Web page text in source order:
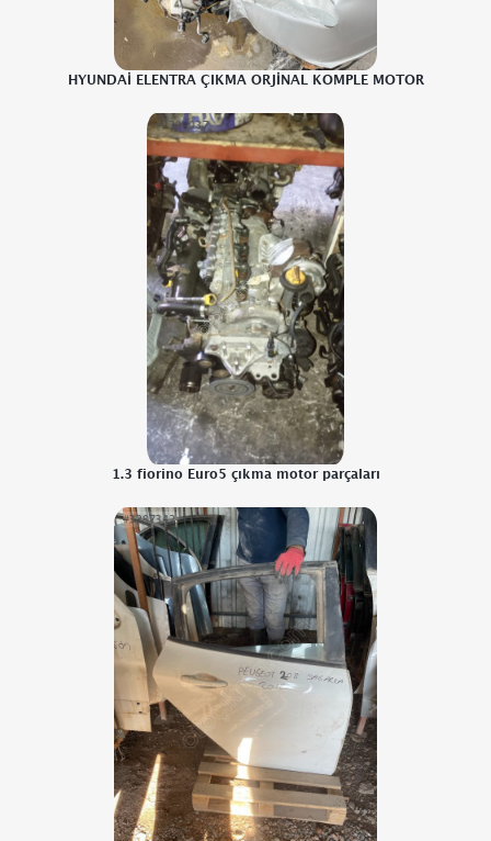
HYUNDAİ ELENTRA ÇIKMA ORJİNAL KOMPLE MOTOR
1.3 fiorino Euro5 çıkma motor parçaları